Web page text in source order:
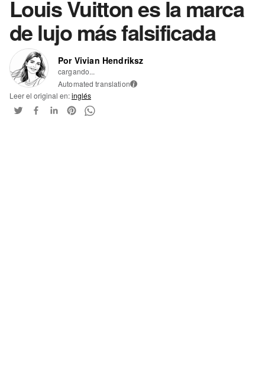
Louis Vuitton es la marca
de lujo más falsificada
Por Vivian Hendriksz
cargando...
Automated translation i
Leer el original en:inglés